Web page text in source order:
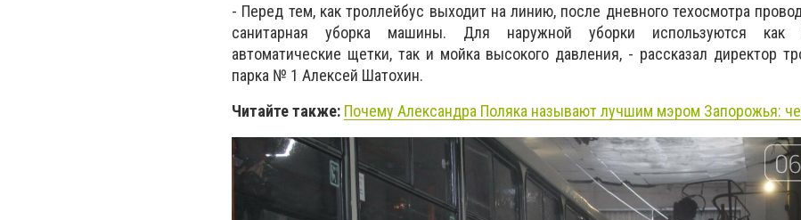
- Перед тем, как троллейбус выходит на линию, после дневного техосмотра
санитарная уборка машины. Для наружной уборки используются как
автоматические щетки, так и мойка высокого давления, - рассказал директор
парка № 1 Алексей Шатохин.
Читайте также: Почему Александра Поляка называют лучшим мэром Запорожья: